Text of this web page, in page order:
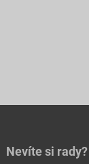
Nevíte si rady?